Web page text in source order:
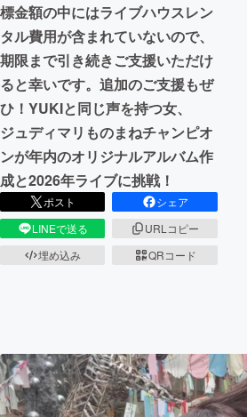
標金額の中にはライブハウスレン
タル費用が含まれていないので、
期限まで引き続きご支援いただけ
ると幸いです。追加のご支援もぜ
ひ！YUKIと同じ声を持つ女、
ジュディマリものまねチャンピオ
ンが年内のオリジナルアルバム作
成と2026年ライブに挑戦！
ポスト
シェア
LINEで送る
URLコピー
埋め込み
QRコード